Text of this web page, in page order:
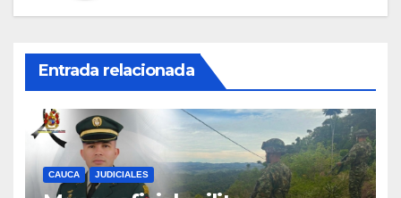
Entrada relacionada
CAUCA JUDICIALES